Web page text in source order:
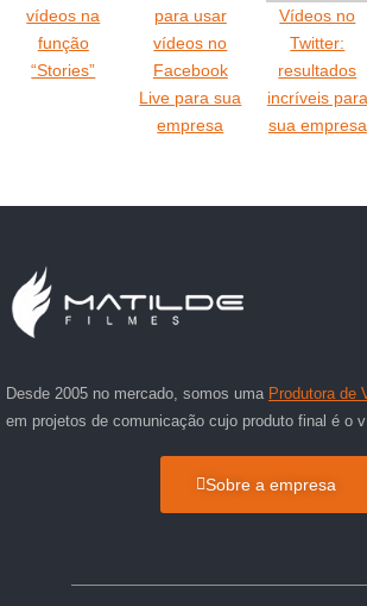
vídeos na
função
“Stories”
para usar
vídeos no
Facebook
Live para sua
empresa
Vídeos no
Twitter:
resultados
incríveis para
sua empresa
Desde 2005 no mercado, somos uma Produtora de
em projetos de comunicação cujo produto final é o
Sobre a empresa